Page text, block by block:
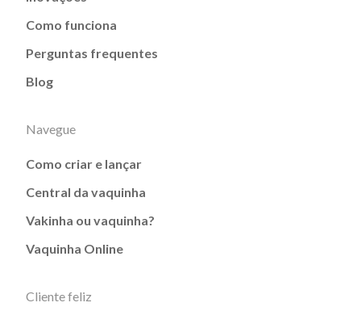
Como funciona
Perguntas frequentes
Blog
Navegue
Como criar e lançar
Central da vaquinha
Vakinha ou vaquinha?
Vaquinha Online
Cliente feliz